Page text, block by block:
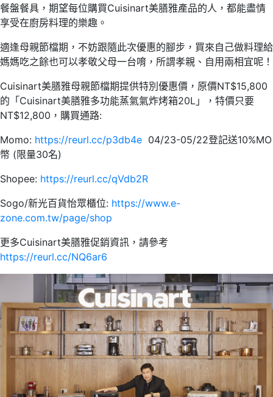
餐盤餐具，期望每位購買Cuisinart美膳雅產品的人，都能盡情
享受在廚房料理的樂趣。
適逢母親節檔期，不妨跟隨此次優惠的腳步，買來自己做料理給
媽媽吃之餘也可以孝敬父母一台唷，所謂孝親、自用兩相宜呢！
Cuisinart美膳雅母親節檔期提供特別優惠價，原價NT$15,800
的「Cuisinart美膳雅多功能蒸氣氣炸烤箱20L」，特價只要
NT$12,800，購買通路:
Momo: https://reurl.cc/p3db4e 04/23-05/22登記送10%MO
幣 (限量30名)
Shopee: https://reurl.cc/qVdb2R
Sogo/新光百貨怡眾櫃位: https://www.e-
zone.com.tw/page/shop
更多Cuisinart美膳雅促銷資訊，請參考
https://reurl.cc/NQ6ar6